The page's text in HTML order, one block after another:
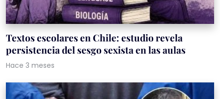
Textos escolares en Chile: estudio revela
persistencia del sesgo sexista en las aulas
Hace 3 meses